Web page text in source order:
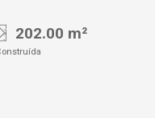
202.00 m²